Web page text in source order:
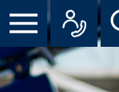
Menü